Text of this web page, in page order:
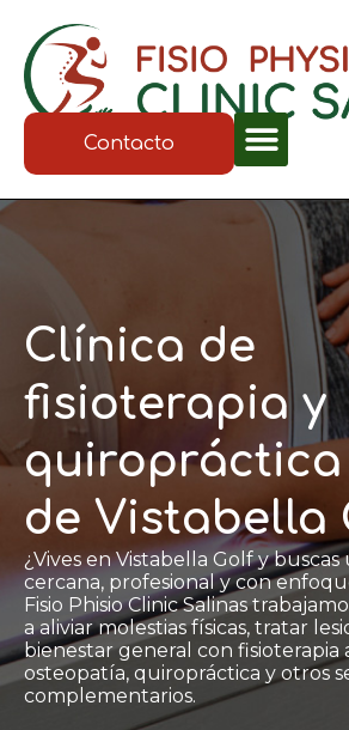
Contacto
Clínica de
fisioterapia y
quiropráctica
de Vistabella
¿Vives en Vistabella Golf y buscas
cercana, profesional y con
Fisio Phisio Clinic Salinas
a aliviar molestias físicas, tratar
bienestar general con fisioterapia
osteopatía, quiropráctica y otros
complementarios.